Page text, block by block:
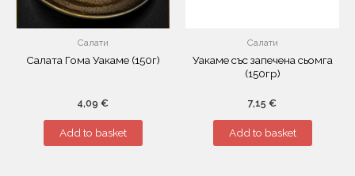
Салати
Салата Гома Уакаме (150г)
4,09 €
Add to basket
Салати
Уакаме със запечена сьомга
(150гр)
7,15 €
Add to basket